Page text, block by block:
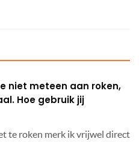
niet meteen aan roken,
Hoe gebruik jij
te roken merk ik vrijwel direct